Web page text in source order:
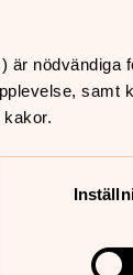
är nödvändiga
samt
tillkom
avdelning